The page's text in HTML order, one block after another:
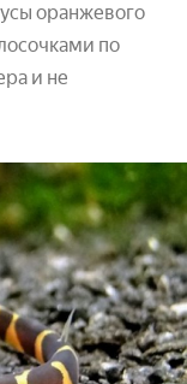
оранжевого
по
и не